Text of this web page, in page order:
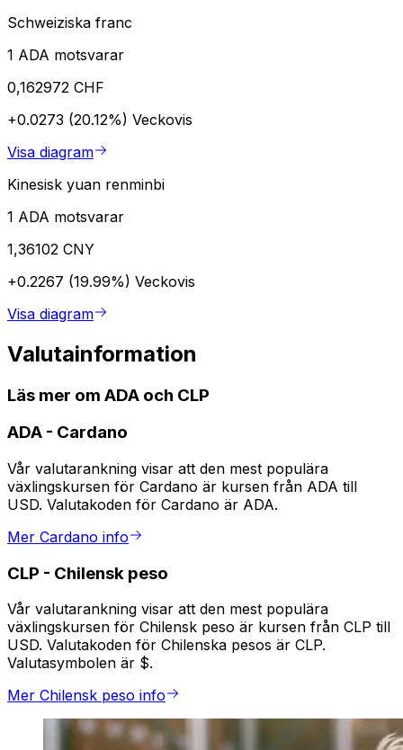
Schweiziska franc
1 ADA motsvarar
0,162972 CHF
+0.0273 (20.12%) Veckovis
Visa diagram
Kinesisk yuan renminbi
1 ADA motsvarar
1,36102 CNY
+0.2267 (19.99%) Veckovis
Visa diagram
Valutainformation
Läs mer om ADA och CLP
ADA - Cardano
Vår valutarankning visar att den mest populära
växlingskursen för Cardano är kursen från ADA till
USD. Valutakoden för Cardano är ADA.
Mer Cardano info
CLP - Chilensk peso
Vår valutarankning visar att den mest populära
växlingskursen för Chilensk peso är kursen från CLP till
USD. Valutakoden för Chilenska pesos är CLP.
Valutasymbolen är $.
Mer Chilensk peso info